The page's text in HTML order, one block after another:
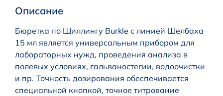
Описание
Бюретка по Шиллингу Burkle с линией Шелбаха
15 мл является универсальным прибором для
лабораторных нужд, проведения анализа в
полевых условиях, гальваностегии, водоочистки
и пр. Точность дозирования обеспечивается
специальной кнопкой, точное титрование